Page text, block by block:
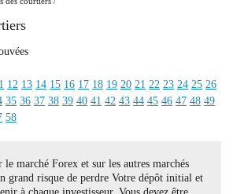
12 13 14 15 16 17 18 19 20 21 22 23 24 25 26
35 36 37 38 39 40 41 42 43 44 45 46 47 48 49
58
le marché Forex et sur les autres marchés
grand risque de perdre Votre dépôt initial et